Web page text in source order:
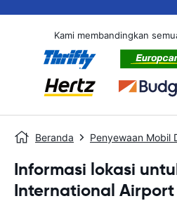
Kami membandingkan
Beranda Penyewaan Mobil
Informasi lokasi
International Airport